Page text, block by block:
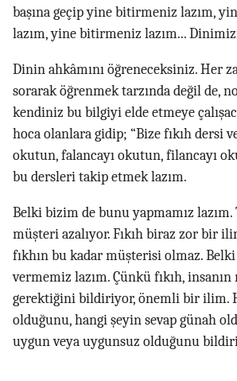
başına geçip yine bitirmeniz lazım,
lazım, yine bitirmeniz lazım...
Dinin ahkâmını öğreneceksiniz. Her
sorarak öğrenmek tarzında değil de,
kendiniz bu bilgiyi elde etmeye
hoca olanlara gidip; “Bize fıkıh dersi
okutun, falancayı okutun, filancayı
bu dersleri takip etmek lazım.
Belki bizim de bunu yapmamız lazım.
müşteri azalıyor. Fıkıh biraz zor bir
fıkhın bu kadar müşterisi olmaz. Belki
vermemiz lazım. Çünkü fıkıh, insanın
gerektiğini bildiriyor, önemli bir ilim.
olduğunu, hangi şeyin sevap günah
uygun veya uygunsuz olduğunu